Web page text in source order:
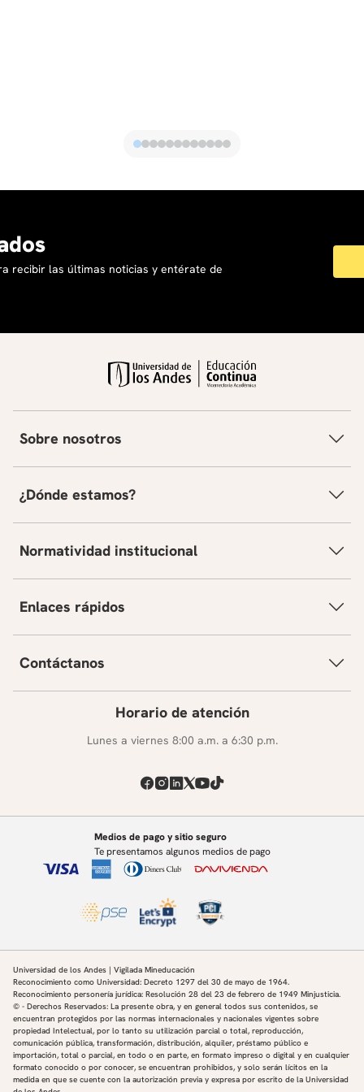
recibir las últimas noticias y entérate de
Sobre nosotros
¿Dónde estamos?
Normatividad institucional
Enlaces rápidos
Contáctanos
Horario de atención
Lunes a viernes 8:00 a.m. a 6:30 p.m.
Medios de pago y sitio seguro
Te presentamos algunos medios de pago
Universidad de los Andes | Vigilada Mineducación
Reconocimiento como Universidad: Decreto 1297 del 30 de mayo de 1964.
Reconocimiento personería jurídica: Resolución 28 del 23 de febrero de 1949 Minjusticia.
© - Derechos Reservados: La presente obra, y en general todos sus contenidos, se
encuentran protegidos por las normas internacionales y nacionales vigentes sobre
propiedad Intelectual, por lo tanto su utilización parcial o total, reproducción,
comunicación pública, transformación, distribución, alquiler, préstamo público e
importación, total o parcial, en todo o en parte, en formato impreso o digital y en cualquier
formato conocido o por conocer, se encuentran prohibidos, y solo serán lícitos en la
medida en que se cuente con la autorización previa y expresa por escrito de la Universidad